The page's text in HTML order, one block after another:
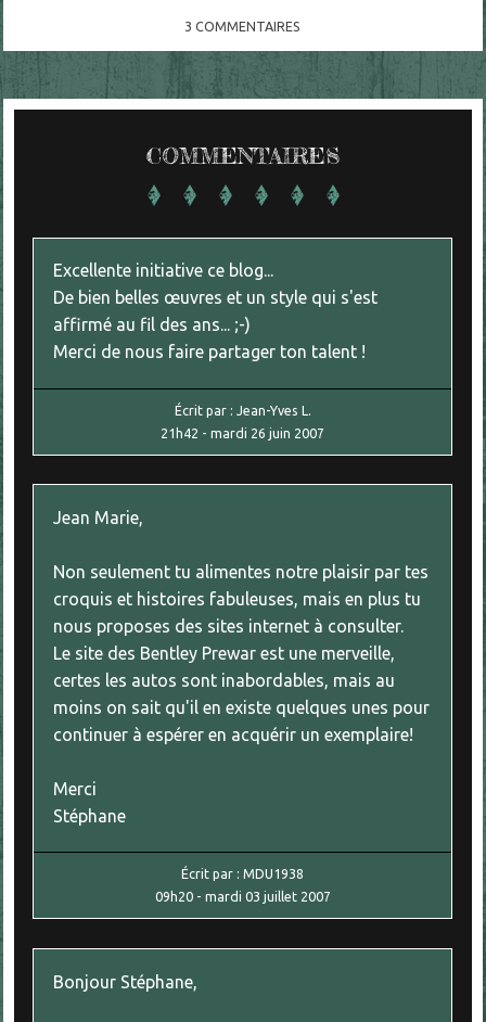
3 COMMENTAIRES
COMMENTAIRES
Excellente initiative ce blog...
De bien belles œuvres et un style qui s'est
affirmé au fil des ans... ;-)
Merci de nous faire partager ton talent !
Écrit par : Jean-Yves L.
21h42 -mardi 26 juin 2007
Jean Marie,
Non seulement tu alimentes notre plaisir par tes
croquis et histoires fabuleuses, mais en plus tu
nous proposes des sites internet à consulter.
Le site des Bentley Prewar est une merveille,
certes les autos sont inabordables, mais au
moins on sait qu'il en existe quelques unes pour
continuer à espérer en acquérir un exemplaire!
Merci
Stéphane
Écrit par :MDU1938
09h20- mardi 03 juillet 2007
Bonjour Stéphane,